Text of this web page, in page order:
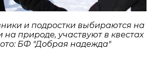
и подростки выбираются на
природе, участвуют в квестах
БФ "Добрая надежда"